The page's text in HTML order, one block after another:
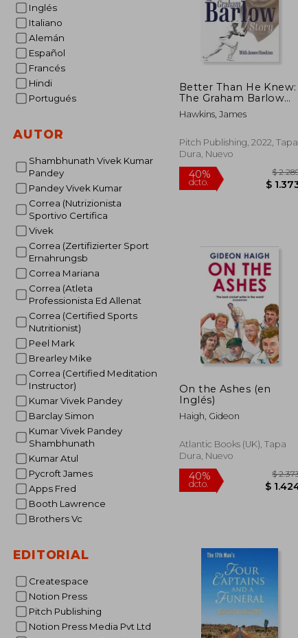
Inglés
Italiano
Alemán
Español
Francés
Hindi
Portugués
AUTOR
Shambhunath Vivek Kumar
Pandey
Pandey Vivek Kumar
Correa (Nutrizionista
Sportivo Certifica
Vivek
Correa (Zertifizierter Sport
Ernahrungsb
Correa Mariana
Correa (Atleta
Professionista Ed Allenat
Correa (Certified Sports
Nutritionist)
Peel Mark
Brearley Mike
Correa (Certified Meditation
Instructor)
Kumar Vivek Pandey
Barclay Simon
Kumar Vivek Pandey
Shambhunath
Kumar Atul
Pycroft James
Apps Fred
Booth Lawrence
Brothers Vc
EDITORIAL
Createspace
Notion Press
Pitch Publishing
Notion Press Media Pvt Ltd
Better Than He Knew:
The Graham Barlow
Story (en Inglés)
Hawkins, James
Pitch Publishing, 2022, Tapa
Dura, Nuevo
On the Ashes (en
Inglés)
Haigh, Gideon
Atlantic Books (UK), Tapa
Dura, Nuevo
40%
dcto.